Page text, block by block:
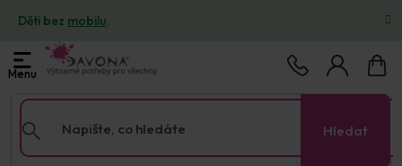
obsah
Děti bez mobilu.
Hledat
košík